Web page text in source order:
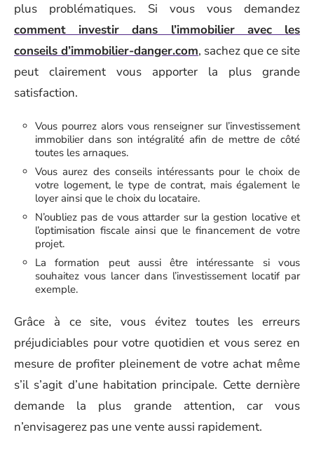
plus problématiques. Si vous vous demandez
comment investir dans l’immobilier avec les
conseils d’immobilier-danger.com, sachez que ce site
peut clairement vous apporter la plus grande
satisfaction.
Vous pourrez alors vous renseigner sur l’investissement
immobilier dans son intégralité afin de mettre de côté
toutes les arnaques.
Vous aurez des conseils intéressants pour le choix de
votre logement, le type de contrat, mais également le
loyer ainsi que le choix du locataire.
N’oubliez pas de vous attarder sur la gestion locative et
l’optimisation fiscale ainsi que le financement de votre
projet.
La formation peut aussi être intéressante si vous
souhaitez vous lancer dans l’investissement locatif par
exemple.
Grâce à ce site, vous évitez toutes les erreurs
préjudiciables pour votre quotidien et vous serez en
mesure de profiter pleinement de votre achat même
s’il s’agit d’une habitation principale. Cette dernière
demande la plus grande attention, car vous
n’envisagerez pas une vente aussi rapidement.